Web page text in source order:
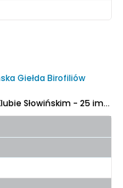
Giełda Birofiliów
Okrągła 10, licząc wcześniejsze w Klubie Słowińskim - 25 impreza dla kolekcjonerów birofiliów i nie tylko.